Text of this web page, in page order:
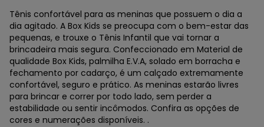
Tênis confortável para as meninas que possuem o dia a
dia agitado. A Box Kids se preocupa com o bem-estar das
pequenas, e trouxe o Tênis Infantil que vai tornar a
brincadeira mais segura. Confeccionado em Material de
qualidade Box Kids, palmilha E.V.A, solado em borracha e
fechamento por cadarço, é um calçado extremamente
confortável, seguro e prático. As meninas estarão livres
para brincar e correr por todo lado, sem perder a
estabilidade ou sentir incômodos. Confira as opções de
cores e numerações disponíveis. .